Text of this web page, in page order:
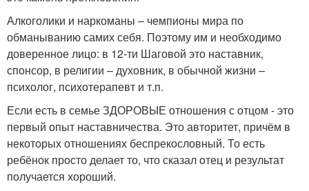
Алкоголики и наркоманы – чемпионы мира по
обманыванию самих себя. Поэтому им и необходимо
доверенное лицо: в 12-ти Шаговой это наставник,
спонсор, в религии – духовник, в обычной жизни –
психолог, психотерапевт и т.п.
Если есть в семье ЗДОРОВЫЕ отношения с отцом - это
первый опыт наставничества. Это авторитет, причём в
некоторых отношениях беспрекословный. То есть
ребёнок просто делает то, что сказал отец и результат
получается хороший.